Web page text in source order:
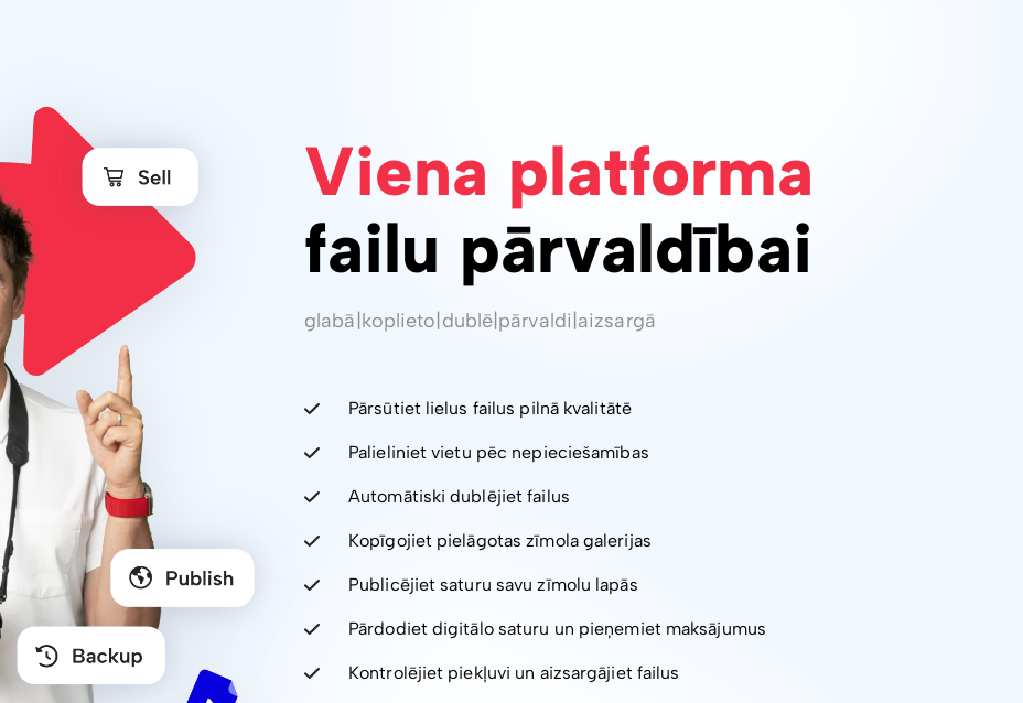
Viena platforma
failu pārvaldībai
glabā koplieto dublē pārvaldi aizsargā
Pārsūtiet lielus failus pilnā kvalitātē
Palieliniet vietu pēc nepieciešamības
Automātiski dublējiet failus
Kopīgojiet pielāgotas zīmola galerijas
Publicējiet saturu savu zīmolu lapās
Pārdodiet digitālo saturu un pieņemiet maksājumus
Kontrolējiet piekļuvi un aizsargājiet failus